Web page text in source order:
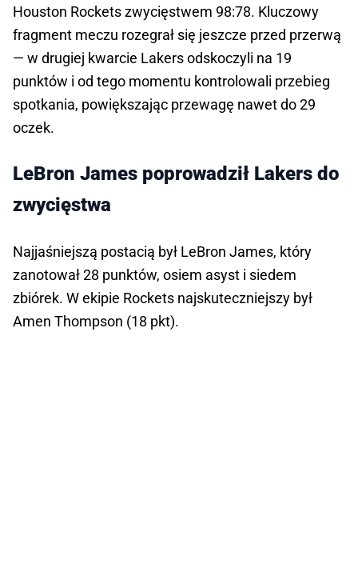
Houston Rockets zwycięstwem 98:78. Kluczowy
fragment meczu rozegrał się jeszcze przed przerwą
— w drugiej kwarcie Lakers odskoczyli na 19
punktów i od tego momentu kontrolowali przebieg
spotkania, powiększając przewagę nawet do 29
oczek.
LeBron James poprowadził Lakers do
zwycięstwa
Najjaśniejszą postacią był LeBron James, który
zanotował 28 punktów, osiem asyst i siedem
zbiórek. W ekipie Rockets najskuteczniejszy był
Amen Thompson (18 pkt).